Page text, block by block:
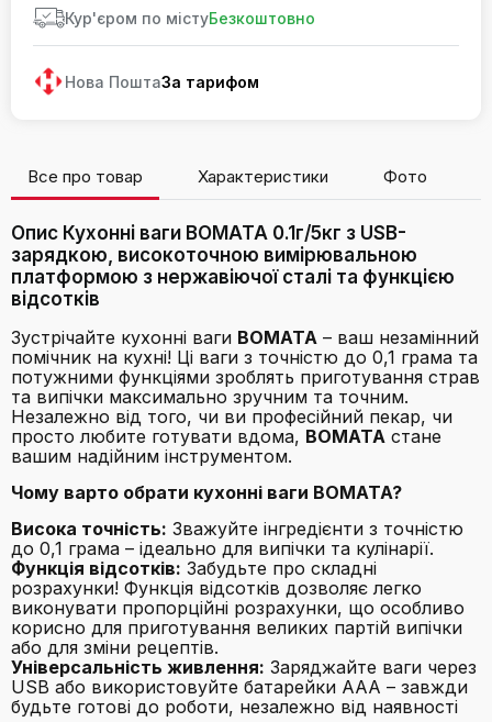
Кур'єром по містуБезкоштовно
Нова ПоштаЗа тарифом
Все про товар Характеристики Фото
Опис Кухонні ваги BOMATA 0.1г/5кг з USB-
зарядкою, високоточною вимірювальною
платформою з нержавіючої сталі та функцією
відсотків
Зустрічайте кухонні ваги BOMATA – ваш незамінний
помічник на кухні! Ці ваги з точністю до 0,1 грама та
потужними функціями зроблять приготування страв
та випічки максимально зручним та точним.
Незалежно від того, чи ви професійний пекар, чи
просто любите готувати вдома, BOMATA стане
вашим надійним інструментом.
Чому варто обрати кухонні ваги BOMATA?
Висока точність: Зважуйте інгредієнти з точністю
до 0,1 грама – ідеально для випічки та кулінарії.
Функція відсотків: Забудьте про складні
розрахунки! Функція відсотків дозволяє легко
виконувати пропорційні розрахунки, що особливо
корисно для приготування великих партій випічки
або для зміни рецептів.
Універсальність живлення: Заряджайте ваги через
USB або використовуйте батарейки AAA – завжди
будьте готові до роботи, незалежно від наявності